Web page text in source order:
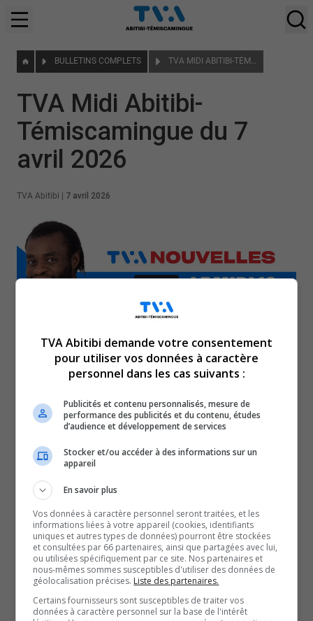
BULLETINS COMPLETS TVA MIDI ABITIBI-TÉMISCAMINGUE DU 7 AVRIL 2026
TVA Midi Abitibi-
Témiscamingue du 7
avril 2026
TVA Abitibi 7 avril 2026
En manchettes en ce mardi 7 avril 2026 :
Une tragédie évitée de peu à Rouyn-Noranda.
Des fuites importantes d’eau à l’urgence de Senneterre.
QUESTION DU JOUR
Commentaires
SOUTENIR NOS MÉDIAS, C’EST PROTÉGER NOTRE
CULTURE ET NOTRE ÉCONOMIE
TVA Abitibi demande votre consentement
pour utiliser vos données à caractère
personnel dans les cas suivants :
Publicités et contenu personnalisés, mesure de
performance des publicités et du contenu, études
d’audience et développement de services
Stocker et/ou accéder à des informations sur un
appareil
En savoir plus
Vos données à caractère personnel seront traitées, et les
informations liées à votre appareil (cookies, identifiants
uniques et autres types de données) pourront être stockées
et consultées par 66 partenaires, ainsi que partagées avec lui,
ou utilisées spécifiquement par ce site. Nos partenaires et
nous-mêmes sommes susceptibles d'utiliser des données de
géolocalisation précises. Liste des partenaires.
Certains fournisseurs sont susceptibles de traiter vos
données à caractère personnel sur la base de l'intérêt